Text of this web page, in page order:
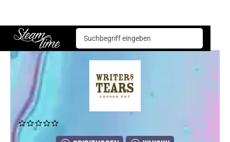
Steam time
Spirituosen Whisky Writer's Tears Cask Strength 2025 Irish Whiskey 54,9% Vol. 700ml